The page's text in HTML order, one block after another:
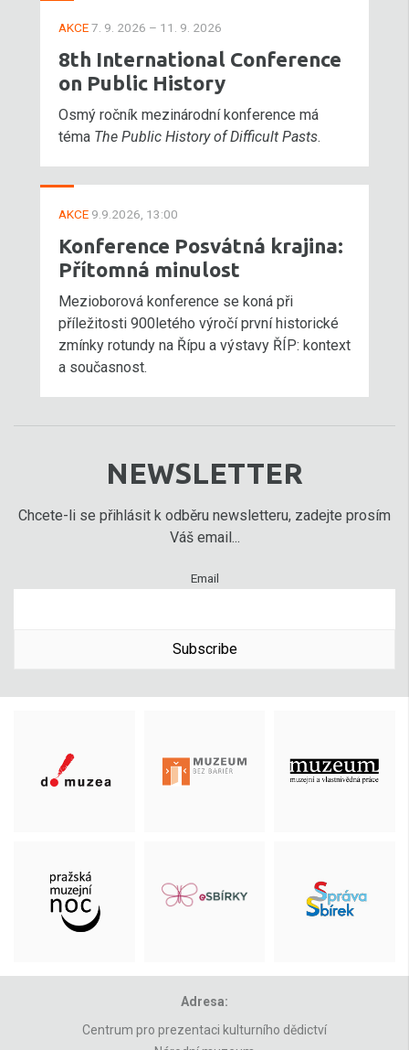
AKCE7. 9. 2026 – 11. 9. 2026
8th International Conference
on Public History
Osmý ročník mezinárodní konference má
téma The Public History of Difficult Pasts.
AKCE 9.9.2026, 13:00
Konference Posvátná krajina:
Přítomná minulost
Mezioborová konference se koná při
příležitosti 900letého výročí první historické
zmínky rotundy na Řípu a výstavy ŘÍP: kontext
a současnost.
NEWSLETTER
Chcete-li se přihlásit k odběru newsletteru, zadejte prosím
Váš email...
Email
Subscribe
Adresa:
Centrum pro prezentaci kulturního dědictví